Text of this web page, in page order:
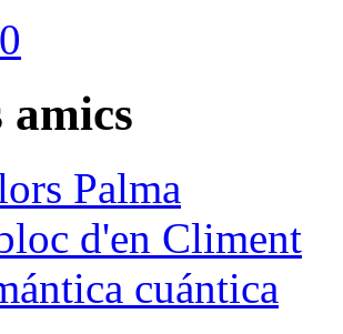
amics
Palma
d'en Climent
cuántica